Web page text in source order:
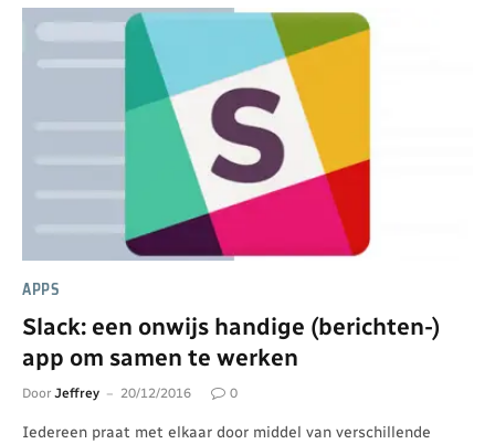
APPS
Slack: een onwijs handige (berichten-)
app om samen te werken
Door Jeffrey 20/12/2016 0
Iedereen praat met elkaar door middel van verschillende